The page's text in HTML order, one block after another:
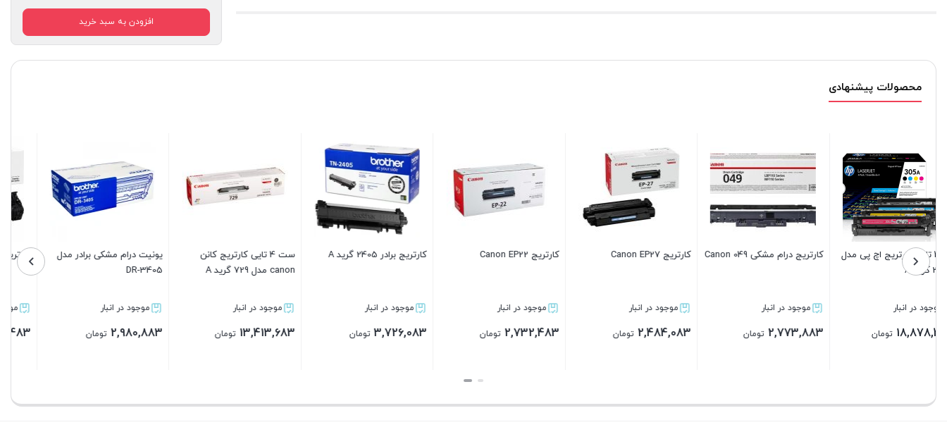
افزودن به سبد خرید
محصولات پیشنهادی
کارتریج Canon EP22
موجود در انبار
2,732,483 تومان
کارتریج برادر 2405 گرید A
موجود در انبار
3,726,083 تومان
ست 4 تایی کارتریج کانن
موجود در انبار
13,413,683 تومان
یونیت درام مشکی برادر مدل
موجود در انبار
2,980,883 تومان
کارتریج Canon 737
موجود در انبار
1,904,483 تومان
اسکنر تخت اچ پی مدل Scan
Jet Pro 2500 f1
موجود در انبار
818,101,492 تومان
موجود در انبار
5,464,883 تومان